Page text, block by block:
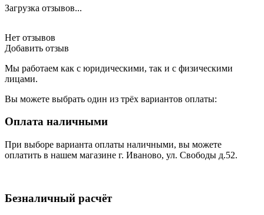
Загрузка отзывов...
Нет отзывов
Добавить отзыв
Мы работаем как с юридическими, так и с физическими
лицами.
Вы можете выбрать один из трёх вариантов оплаты:
Оплата наличными
При выборе варианта оплаты наличными, вы можете
оплатить в нашем магазине г. Иваново, ул. Свободы д.52.
Безналичный расчёт